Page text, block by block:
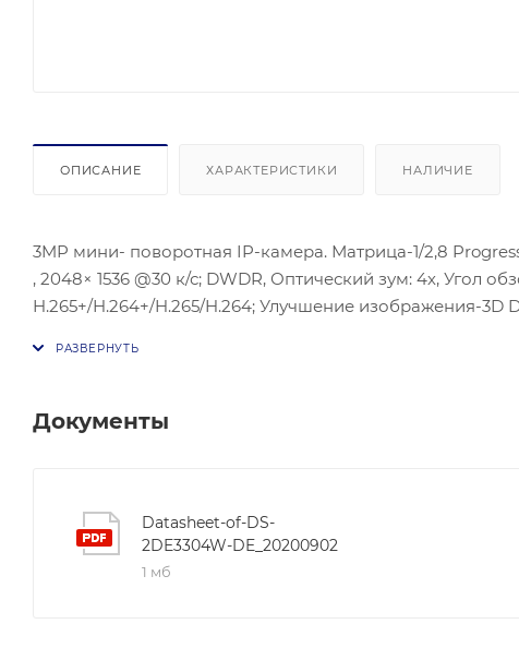
ОПИСАНИЕ ХАРАКТЕРИСТИКИ НАЛИЧИЕ
3MP мини- поворотная IP-камера. Матрица-1/2,8
, 2048× 1536 @30 к/с; DWDR, Оптический зум: 4х, Угол
H.265+/H.264+/H.265/H.264; Улучшение изображения-
Документы
Datasheet-of-DS-
2DE3304W-DE_20200902
1 мб